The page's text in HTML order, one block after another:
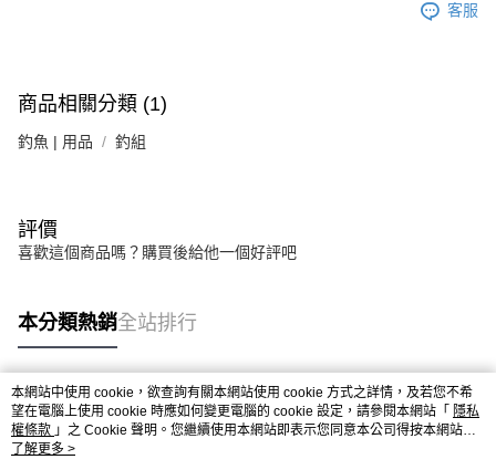
客服
商品相關分類 (1)
釣魚 | 用品 釣組
評價
喜歡這個商品嗎？購買後給他一個好評吧
本分類熱銷全站排行
熱門標籤
本網站中使用 cookie，欲查詢有關本網站使用 cookie 方式之詳情，及若您不希
望在電腦上使用 cookie 時應如何變更電腦的 cookie 設定，請參閱本網站「 隱私
權條款 」之 Cookie 聲明。您繼續使用本網站即表示您同意本公司得按本網站使
用條款之 Cookie 聲明使用 cookie。
了解更多 >